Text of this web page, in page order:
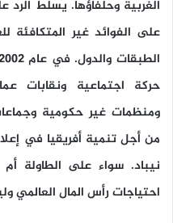
الغربية وحلفاؤها. يسلط الرد
على الفوائد غير المتكافئة
حركة اجتماعية ونقابات
ومنظمات غير حكومية
من أجل تنمية أفريقيا في
نيباد. سواء على الطاولة أم
احتياجات رأس المال العالمي